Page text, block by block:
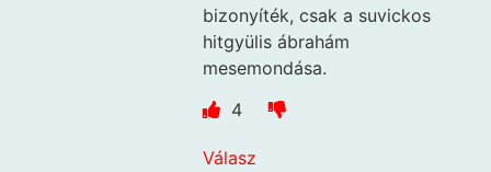
bizonyíték, csak a suvickos
hitgyülis ábrahám
mesemondása.
4
Válasz